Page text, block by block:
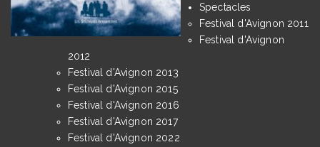
Spectacles
Festival d'Avignon 2011
Festival d'Avignon
2012
Festival d'Avignon 2013
Festival d'Avignon 2015
Festival d'Avignon 2016
Festival d'Avignon 2017
Festival d'Avignon 2022